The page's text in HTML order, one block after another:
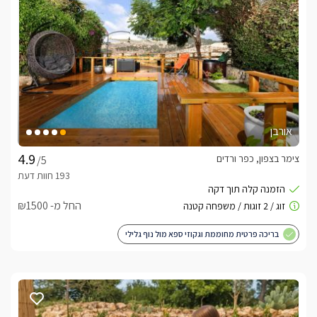
מה יש בפנים הסוויטות?
ולדמנס מציע לכם 2 סוויטות יוקרה המתאימות לזוגות או משפחות
סוויטת גארדן מציעה חוויית אירוח יוקרתית לזוגות, עם גן פרטי מרהיב
הכולל בריכה , ג'קוזי ספא מפנק ופינות ישיבה אינטימיות בלב
סוויטת דרים משלבת עיצוב אלגנטי עם נוחות מרבית, כוללת בריכה
פרטית מחוממת עם מפל מים, ג'קוזי זוגי מרווח וחדר שינה עם מיטת
בכל סוויטה תהנו ממיטה זוגית ענקית ומפוארת עם מזרן איכותי
ופינות אירוח מעוצבות.
אורבן
/5
צימר בצפון, כפר ורדים
החל מ- ₪1500
בריכה פרטית מחוממת וגקוזי ספא מול נוף גלילי